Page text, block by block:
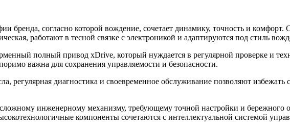
согласно которой вождение, сочетает динамику, точность и комфорт.
работают в тесной связке с электроникой и адаптируются под стиль
полный привод xDrive, который нуждается в регулярной проверке и
важна для сохранения управляемости и безопасности.
регулярная диагностика и своевременное обслуживание позволяют
инженерному механизму, требующему точной настройки и бережного
компоненты сочетаются с интеллектуальной системой